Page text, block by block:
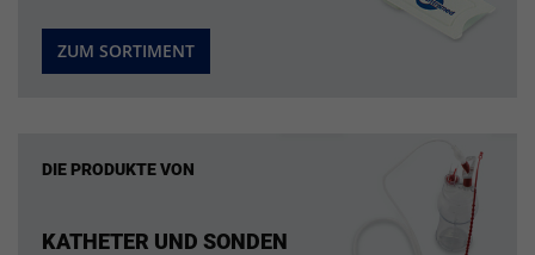
ZUM SORTIMENT
DIE PRODUKTE VON
KATHETER UND SONDEN